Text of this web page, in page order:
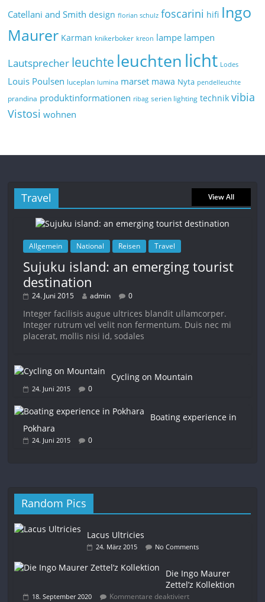
Catellani and Smith design florian schulz foscarini hifi Ingo
Maurer Karman knikerboker kreon lampe lampen
Lautsprecher leuchte leuchten licht Lodes
Louis Poulsen luceplan lumina marset mawa Nyta pendelleuchte
prandina produktinformationen ribag serien lighting technik vibia
Vistosi wohnen
Travel View All
Allgemein National Reisen Travel
Sujuku island: an emerging tourist
destination
24. Juni 2015 admin 0
Integer facilisis augue ultrices blandit ullamcorper.
Integer rutrum vel velit non fermentum. Duis nec mi
placerat, mollis nisi id, sodales
Cycling on Mountain
24. Juni 2015 0
Boating experience in
Pokhara
24. Juni 2015 0
Random Pics
Lacus Ultricies
24. März 2015 No Comments
Die Ingo Maurer
Zettel’z Kollektion
18. September 2020 Kommentare deaktiviert